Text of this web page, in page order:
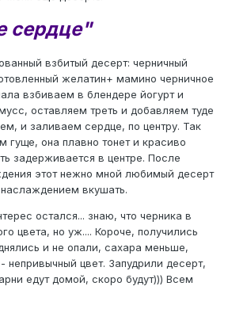
сердце"
взбитый десерт: черничный
желатин+ мамино черничное
взбиваем в блендере йогурт и
оставляем треть и добавляем туде
и заливаем сердце, по центру. Так
гуще, она плавно тонет и красиво
задерживается в центре. После
этот нежно мной любимый десерт
вкушать.
остался... знаю, что черника в
цвета, но уж.... Короче, получились
и не опали, сахара меньше,
непривычный цвет. Запудрили десерт,
едут домой, скоро будут))) Всем